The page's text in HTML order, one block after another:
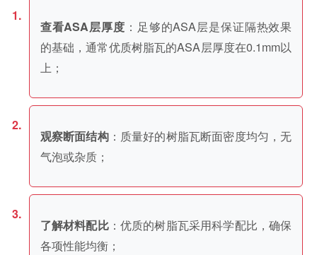
查看ASA层厚度 ：足够的ASA层是保证隔热效果
的基础，通常优质树脂瓦的ASA层厚度在0.1mm以
上；
观察断面结构：质量好的树脂瓦断面密度均匀，无
气泡或杂质；
了解材料配比：优质的树脂瓦采用科学配比，确保
各项性能均衡；